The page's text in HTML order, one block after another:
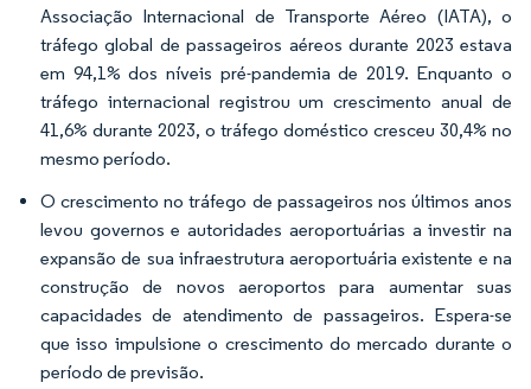
Associação Internacional de Transporte Aéreo (IATA), o
tráfego global de passageiros aéreos durante 2023 estava
em 94,1% dos níveis pré-pandemia de 2019. Enquanto o
tráfego internacional registrou um crescimento anual de
41,6% durante 2023, o tráfego doméstico cresceu 30,4% no
mesmo período.
O crescimento no tráfego de passageiros nos últimos anos
levou governos e autoridades aeroportuárias a investir na
expansão de sua infraestrutura aeroportuária existente e na
construção de novos aeroportos para aumentar suas
capacidades de atendimento de passageiros. Espera-se
que isso impulsione o crescimento do mercado durante o
período de previsão.